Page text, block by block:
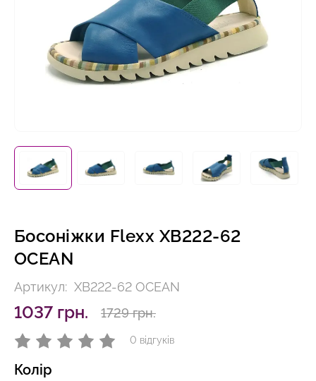
Босоніжки Flexx XB222-62
OCEAN
Артикул: XB222-62 OCEAN
1037 грн. 1729 грн.
0 відгуків
Колір